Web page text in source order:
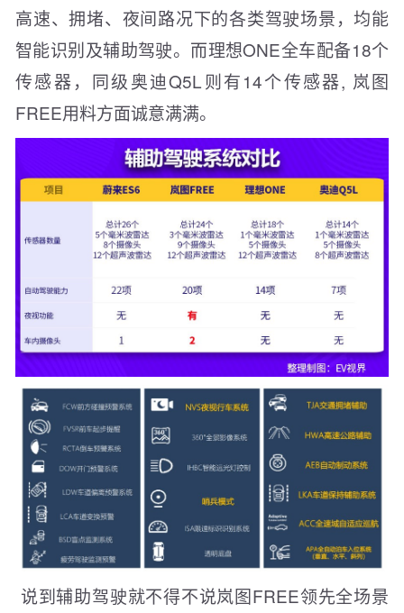
高速、拥堵、夜间路况下的各类驾驶场景，均能
智能识别及辅助驾驶。而理想ONE全车配备18个
传感器，同级奥迪Q5L则有14个传感器, 岚图
FREE用料方面诚意满满。
说到辅助驾驶就不得不说岚图FREE领先全场景